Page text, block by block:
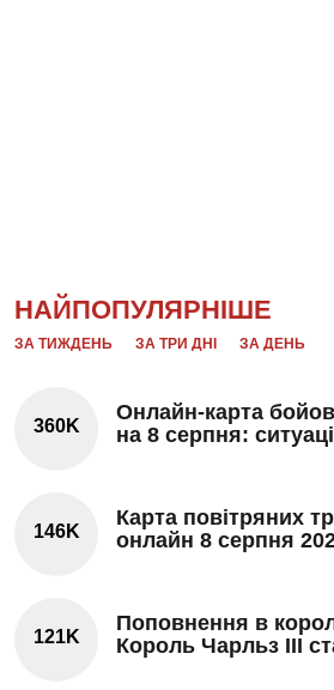
НАЙПОПУЛЯРНІШЕ
ЗА ТИЖДЕНЬ ЗА ТРИ ДНІ ЗА ДЕНЬ
360K
Онлайн-карта
на 8 серпня:
146K
Карта повітряних
онлайн 8 серпня
121K
Поповнення в
Король Чарльз III